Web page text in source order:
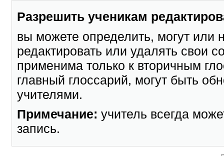
Разрешить ученикам
вы можете определить, могут или
редактировать или удалять свои
применима только к вторичным
главный глоссарий, могут быть
учителями.
Примечание: учитель всегда
запись.